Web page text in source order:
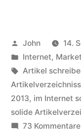
mit
Sichtbarkeit“
Veröffentlicht
von
John
14.
Veröffentlicht
in
Internet,
Schlagwörter:
Artikel
2013, im Internet
solide
73 Kommentare